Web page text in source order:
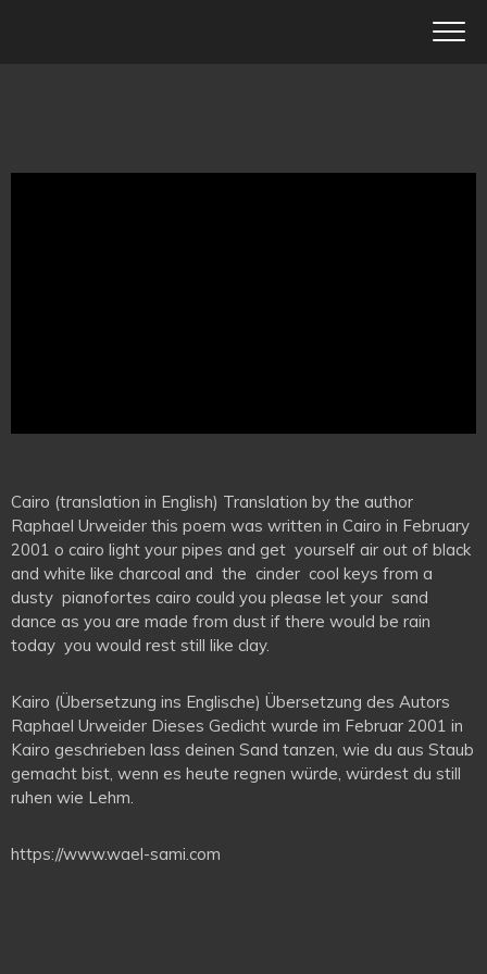
Cairo (translation in English) Translation by the author
Raphael Urweider this poem was written in Cairo in February
2001 o cairo light your pipes and get yourself air out of black
and white like charcoal and the cinder cool keys from a
dusty pianofortes cairo could you please let your sand
dance as you are made from dust if there would be rain
today you would rest still like clay.
Kairo (Übersetzung ins Englische) Übersetzung des Autors
Raphael Urweider Dieses Gedicht wurde im Februar 2001 in
Kairo geschrieben lass deinen Sand tanzen, wie du aus Staub
gemacht bist, wenn es heute regnen würde, würdest du still
ruhen wie Lehm.
https://www.wael-sami.com